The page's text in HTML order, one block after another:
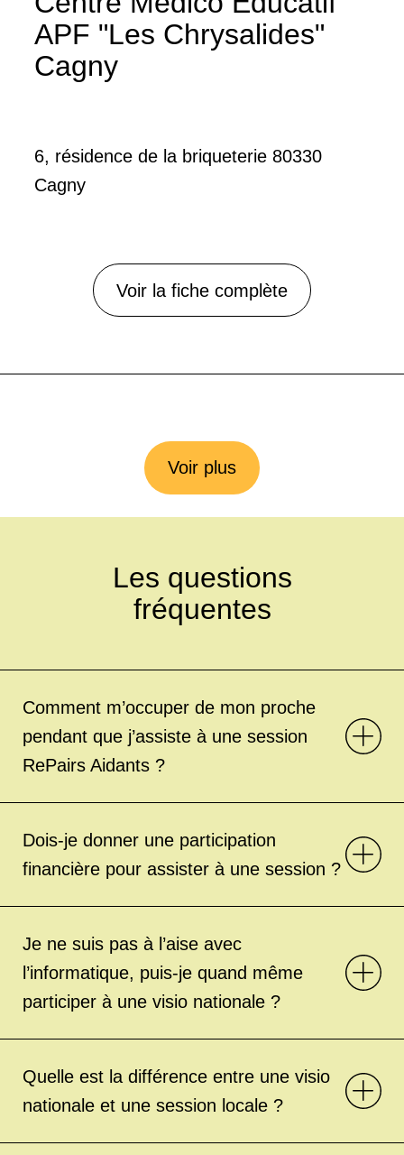
APF "Les Chrysalides"
Cagny
6, résidence de la briqueterie 80330
Cagny
Voir la fiche complète
Voir plus
Les questions
fréquentes
Comment m’occuper de mon proche
pendant que j’assiste à une session
RePairs Aidants ?
Dois-je donner une participation
financière pour assister à une session ?
Je ne suis pas à l’aise avec
l’informatique, puis-je quand même
participer à une visio nationale ?
Quelle est la différence entre une visio
nationale et une session locale ?